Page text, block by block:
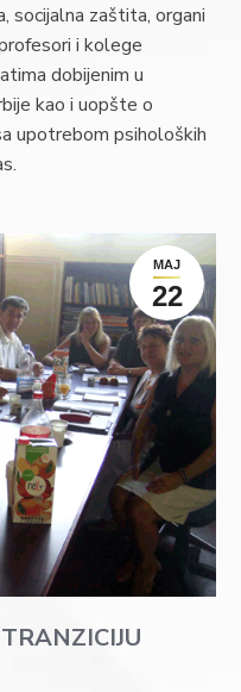
socijalna zaštita, organi
i kolege
dobijenim u
kao i uopšte o
upotrebom psiholoških
МАЈ
22